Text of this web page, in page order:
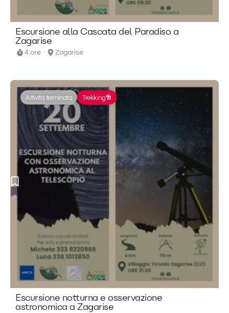
Escursione alla Cascata del Paradiso a
Zagarise
4 ore Zagarise
Escursione notturna e osservazione
astronomica a Zagarise
Attività terminata Trekking